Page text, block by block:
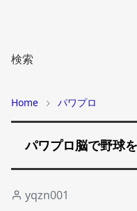
検索
Home パワプロ
パワプロ脳で野球
yqzn001